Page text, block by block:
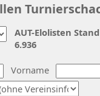
Vorname
AUT-Elolisten
6.936